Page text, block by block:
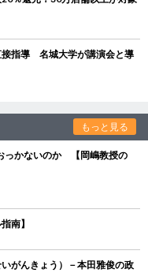
接指導 名城大学が講演会と導
もっと見る
っかないのか 【岡嶋教授の
南】
がんきょう）－本田雅俊の政